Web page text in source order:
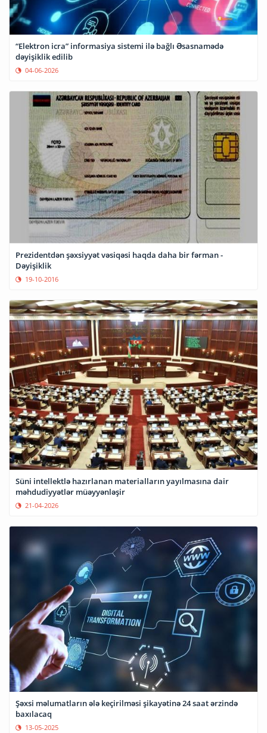
“Elektron icra” informasiya sistemi ilə bağlı Əsasnamədə
dəyişiklik edilib
04-06-2026
Prezidentdən şəxsiyyət vəsiqəsi haqda daha bir fərman -
Dəyişiklik
19-10-2016
Süni intellektlə hazırlanan materialların yayılmasına dair
məhdudiyyətlər müəyyənləşir
21-04-2026
Şəxsi məlumatların ələ keçirilməsi şikayətinə 24 saat ərzində
baxılacaq
13-05-2025